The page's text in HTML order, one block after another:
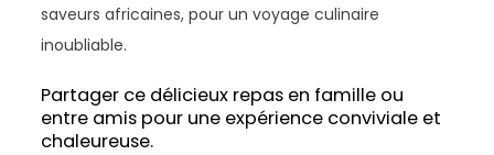
saveurs africaines, pour un voyage culinaire
inoubliable.
Partager ce délicieux repas en famille ou
entre amis pour une expérience conviviale et
chaleureuse.